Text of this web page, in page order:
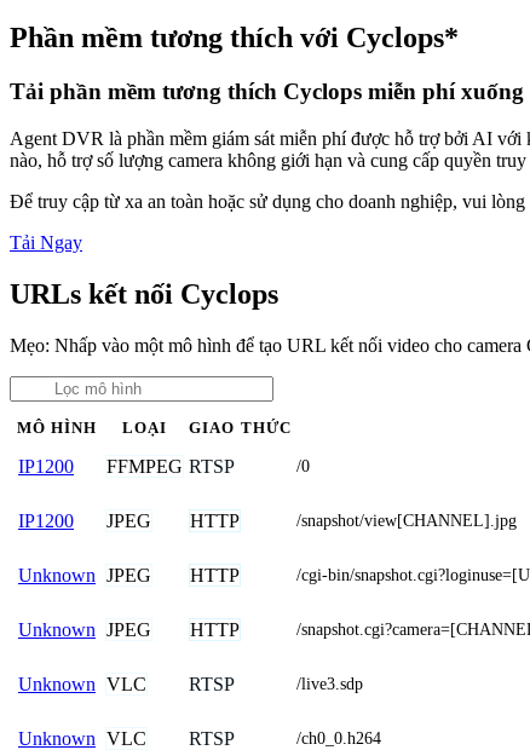
Phần mềm tương thích với Cyclops*
Tải phần mềm tương thích Cyclops miễn phí xuống
Agent DVR là phần mềm giám sát miễn phí được hỗ trợ bởi AI
nào, hỗ trợ số lượng camera không giới hạn và cung cấp quyền
Để truy cập từ xa an toàn hoặc sử dụng cho doanh nghiệp, vui lòng
Tải Ngay
URLs kết nối Cyclops
Mẹo: Nhấp vào một mô hình để tạo URL kết nối video cho camera
MÔ HÌNH LOẠI GIAO THỨC
IP1200 FFMPEG RTSP /0
IP1200 JPEG HTTP /snapshot/view[CHANNEL].jpg
Unknown JPEG HTTP /cgi-bin/
Unknown JPEG HTTP /
Unknown VLC RTSP /live3.sdp
Unknown VLC RTSP /ch0_0.h264